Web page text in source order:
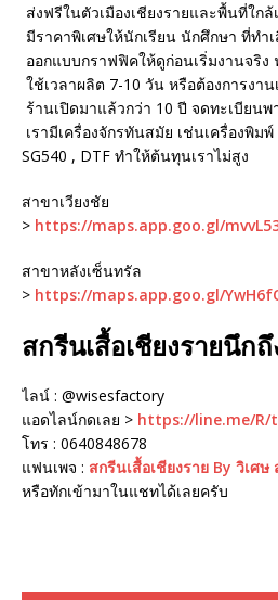
ส่งฟรีในตัวเมืองเชียงรายและพื้นที่ใกล้
มีราคาพิเศษให้นักเรียน นักศึกษา ที่ทำ
ออกแบบกราฟฟิคให้ดูก่อนเริ่มงานจริง
ใช้เวลาผลิต 7-10 วัน หรือต้องการงาน
ร้านเปิดมาแล้วกว่า 10 ปี จดทะเบียน
เรามีเครื่องจักรทันสมัย เช่นเครื่องพิม
SG540 , DTF ทำให้ต้นทุนเราไม่สูง
สาขาเวียงชัย
> https://maps.app.goo.gl/
สาขาหลังเซ็นทรัล
> https://maps.app.goo.gl/
สกรีนเสื้อเชียงรายนึกถึ
ไลน์ : @wisesfactory
แอดไลน์กดเลย > https://line.me/R/
โทร : 0640848678
แฟนเพจ : สกรีนเสื้อเชียงราย By วิเศษ
หรือทักเข้ามาในแชทได้เลยครับ